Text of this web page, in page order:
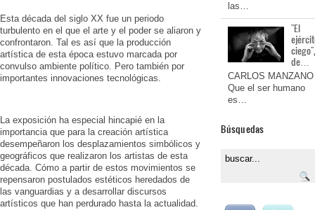
Esta década del siglo XX fue un periodo
turbulento en el que el arte y el poder se aliaron y
confrontaron. Tal es así que la producción
artística de esta época estuvo marcada por
convulso ambiente político. Pero también por
importantes innovaciones tecnológicas.
La exposición ha especial hincapié en la
importancia que para la creación artística
desempeñaron los desplazamientos simbólicos y
geográficos que realizaron los artistas de esta
década. Cómo a partir de estos movimientos se
repensaron postulados estéticos heredados de
las vanguardias y a desarrollar discursos
artísticos que han perdurado hasta la actualidad.
las…
"El
de…
CARLOS MANZANO
Que el ser humano
es…
Búsquedas